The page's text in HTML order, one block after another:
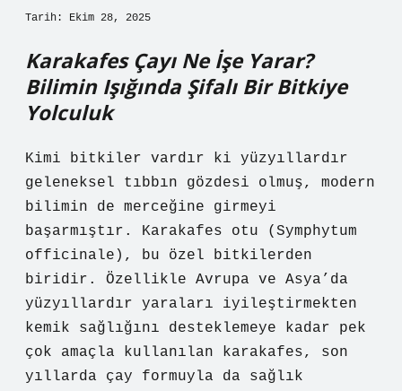
Tarih: Ekim 28, 2025
Karakafes Çayı Ne İşe Yarar?
Bilimin Işığında Şifalı Bir Bitkiye
Yolculuk
Kimi bitkiler vardır ki yüzyıllardır
geleneksel tıbbın gözdesi olmuş, modern
bilimin de merceğine girmeyi
başarmıştır. Karakafes otu (Symphytum
officinale), bu özel bitkilerden
biridir. Özellikle Avrupa ve Asya’da
yüzyıllardır yaraları iyileştirmekten
kemik sağlığını desteklemeye kadar pek
çok amaçla kullanılan karakafes, son
yıllarda çay formuyla da sağlık